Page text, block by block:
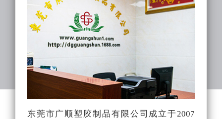
东莞市广顺塑胶制品有限公司成立于2007